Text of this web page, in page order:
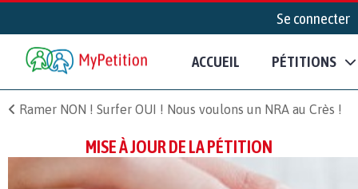
Se connecter
ACCUEIL PÉTITIONS
Ramer NON ! Surfer OUI ! Nous voulons un NRA au Crès !
MISE À JOUR DE LA PÉTITION